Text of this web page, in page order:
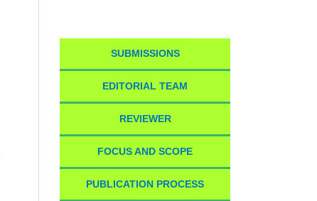
SUBMISSIONS
EDITORIAL TEAM
REVIEWER
FOCUS AND SCOPE
PUBLICATION PROCESS